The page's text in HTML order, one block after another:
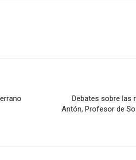
Debates sobre las
Antón, Profesor de